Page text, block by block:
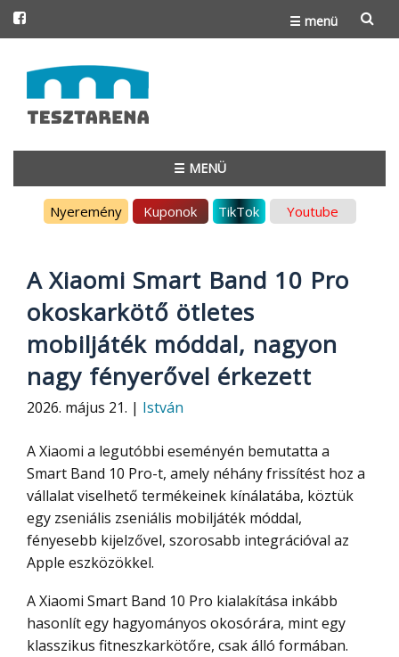
☰ menü
to
content
☰ MENÜ
Nyeremény Kuponok TikTok Youtube
A Xiaomi Smart Band 10 Pro
okoskarkötő ötletes
mobiljáték móddal, nagyon
nagy fényerővel érkezett
2026. május 21. | István
A Xiaomi a legutóbbi eseményén bemutatta a
Smart Band 10 Pro-t, amely néhány frissítést hoz a
vállalat viselhető termékeinek kínálatába, köztük
egy zseniális zseniális mobiljáték móddal,
fényesebb kijelzővel, szorosabb integrációval az
Apple eszközökkel.
A Xiaomi Smart Band 10 Pro kialakítása inkább
hasonlít egy hagyományos okosórára, mint egy
klasszikus fitneszkarkötőre, csak álló formában.